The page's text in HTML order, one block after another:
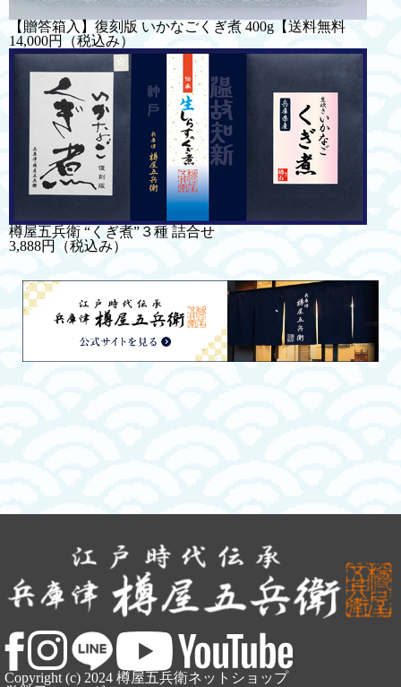
【贈答箱入】復刻版 いかなごくぎ煮 400g【送料無料
14,000円
（税込み）
樽屋五兵衛 “くぎ煮”３種 詰合せ
3,888円
（税込み）
Copyright (c) 2024 樽屋五兵衛ネットショップ